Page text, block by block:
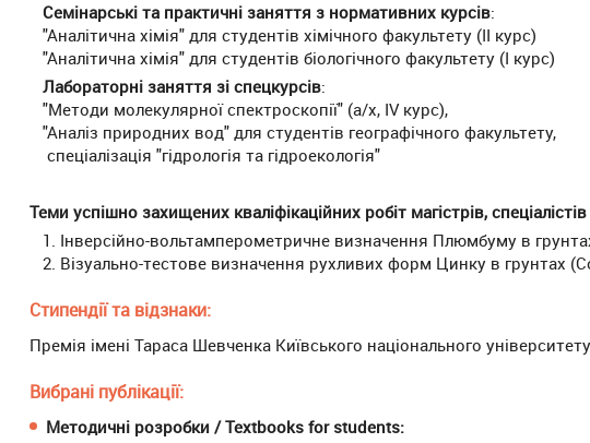
Семінарські та практичні заняття з нормативних курсів:
"Аналітична хімія" для студентів хімічного факультету (ІІ курс)
"Аналітична хімія" для студентів біологічного факультету (І курс)
Лабораторні заняття зі спецкурсів:
"Методи молекулярної спектроскопії" (а/х, ІV курс),
"Аналіз природних вод" для студентів географічного факультету,
спеціалізація "гідрологія та гідроекологія"
Теми успішно захищених кваліфікаційних робіт магістрів,
1. Інверсійно-вольтамперометричне визначення Плюмбуму в
2. Візуально-тестове визначення рухливих форм Цинку в грунтах
Стипендії та відзнаки:
Премія імені Тараса Шевченка Київського національного
Вибрані публікації:
Методичні розробки / Textbooks for students: